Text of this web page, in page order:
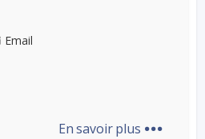
Email
En savoir plus ...